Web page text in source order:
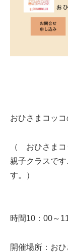
おひさまコッ
（ おひさまコ
親子クラスで
時間10：00～
開催場所：お